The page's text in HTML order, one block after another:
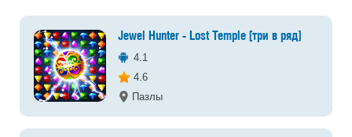
Jewel Hunter - Lost Temple [три в ряд]
4.1
4.6
Пазлы